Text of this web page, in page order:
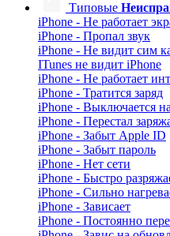
Типовые
iPhone - Не работает
iPhone - Пропал звук
iPhone - Не видит сим
ITunes не видит iPhone
iPhone - Не работает
iPhone - Тратится заряд
iPhone - Выключается
iPhone - Перестал
iPhone - Забыт Apple ID
iPhone - Забыт пароль
iPhone - Нет сети
iPhone - Быстро
iPhone - Сильно
iPhone - Зависает
iPhone - Постоянно